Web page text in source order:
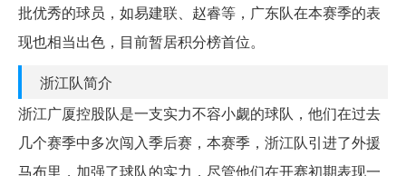
批优秀的球员，如易建联、赵睿等，广东队在本赛季的表
现也相当出色，目前暂居积分榜首位。
浙江队简介
浙江广厦控股队是一支实力不容小觑的球队，他们在过去
几个赛季中多次闯入季后赛，本赛季，浙江队引进了外援
马布里，加强了球队的实力，尽管他们在开赛初期表现一